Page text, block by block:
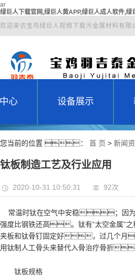
ar
绿巨人下载官网,绿巨人黄APP,绿巨人成人软件,绿
欢迎来访宝鸡绿巨人视频下载污金属材料有
心
件
件
人软件
设备展示
您当前的位置 ： 首 页 > 新闻
钛板制造工艺及行业应用
2020-10-31 10:50:31 92次
常温时钛在空气中安稳；因
强度比钢铁还高。钛有“太空金属”
夹板和钛骨钉固定好，过几个月
用钛制人工骨头来替代入骨治疗骨折
钛板规格